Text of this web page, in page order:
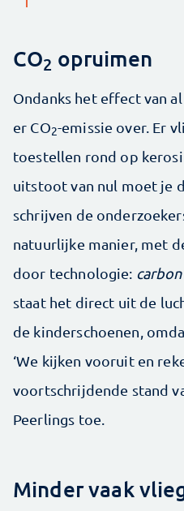
CO2 opruimen
Ondanks het effect van
er CO2-emissie over. Er
toestellen rond op
uitstoot van nul moet je
schrijven de
natuurlijke manier, met
door technologie:
staat het direct uit de
de kinderschoenen,
‘We kijken vooruit en
voortschrijdende stand
Peerlings toe.
Minder vaak